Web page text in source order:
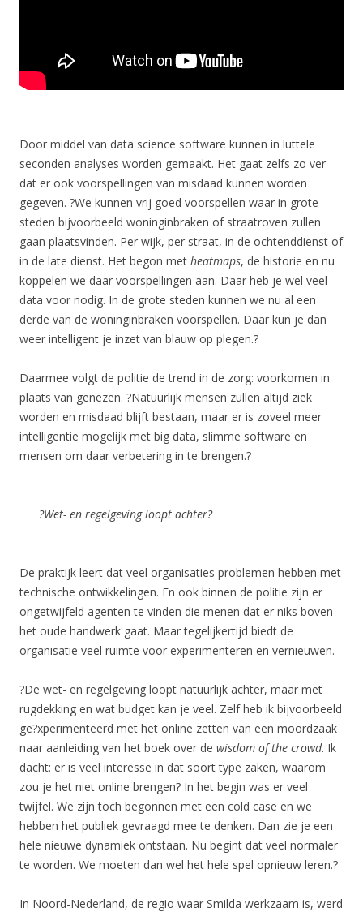
Door middel van data science software kunnen in luttele
seconden analyses worden gemaakt. Het gaat zelfs zo ver
dat er ook voorspellingen van misdaad kunnen worden
gegeven. ?We kunnen vrij goed voorspellen waar in grote
steden bijvoorbeeld woninginbraken of straatroven zullen
gaan plaatsvinden. Per wijk, per straat, in de ochtenddienst of
in de late dienst. Het begon met heatmaps, de historie en nu
koppelen we daar voorspellingen aan. Daar heb je wel veel
data voor nodig. In de grote steden kunnen we nu al een
derde van de woninginbraken voorspellen. Daar kun je dan
weer intelligent je inzet van blauw op plegen.?
Daarmee volgt de politie de trend in de zorg: voorkomen in
plaats van genezen. ?Natuurlijk mensen zullen altijd ziek
worden en misdaad blijft bestaan, maar er is zoveel meer
intelligentie mogelijk met big data, slimme software en
mensen om daar verbetering in te brengen.?
?Wet- en regelgeving loopt achter?
De praktijk leert dat veel organisaties problemen hebben met
technische ontwikkelingen. En ook binnen de politie zijn er
ongetwijfeld agenten te vinden die menen dat er niks boven
het oude handwerk gaat. Maar tegelijkertijd biedt de
organisatie veel ruimte voor experimenteren en vernieuwen.
?De wet- en regelgeving loopt natuurlijk achter, maar met
rugdekking en wat budget kan je veel. Zelf heb ik bijvoorbeeld
ge?xperimenteerd met het online zetten van een moordzaak
naar aanleiding van het boek over de wisdom of the crowd. Ik
dacht: er is veel interesse in dat soort type zaken, waarom
zou je het niet online brengen? In het begin was er veel
twijfel. We zijn toch begonnen met een cold case en we
hebben het publiek gevraagd mee te denken. Dan zie je een
hele nieuwe dynamiek ontstaan. Nu begint dat veel normaler
te worden. We moeten dan wel het hele spel opnieuw leren.?
In Noord-Nederland, de regio waar Smilda werkzaam is, werd